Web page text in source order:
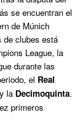
se encuentran el
de Múnich
de clubes está
League, la
durante las
el Real
y la Decimoquinta.
primeros